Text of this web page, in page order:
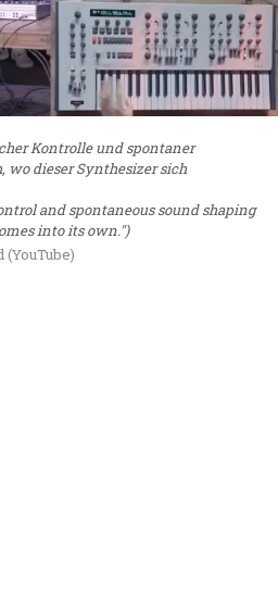
Kontrolle und spontaner
dieser Synthesizer sich
and spontaneous sound shaping
into its own.")